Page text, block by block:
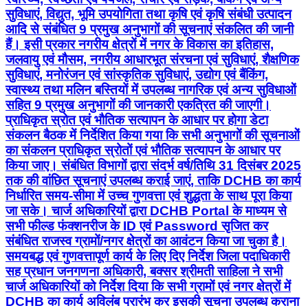
सुविधाएं, विद्युत, भूमि उपयोगिता तथा कृषि एवं कृषि संबंधी उत्पादन
आदि से संबंधित 9 प्रमुख अनुभागों की सूचनाएं संकलित की जानी
हैं। इसी प्रकार नगरीय क्षेत्रों में नगर के विकास का इतिहास,
जलवायु एवं मौसम, नगरीय आधारभूत संरचना एवं सुविधाएं, शैक्षणिक
सुविधाएं, मनोरंजन एवं सांस्कृतिक सुविधाएं, उद्योग एवं बैंकिंग,
स्वास्थ्य तथा मलिन बस्तियों में उपलब्ध नागरिक एवं अन्य सुविधाओं
सहित 9 प्रमुख अनुभागों की जानकारी एकत्रित की जाएगी।
प्राधिकृत स्रोत एवं भौतिक सत्यापन के आधार पर होगा डेटा
संकलन बैठक में निर्देशित किया गया कि सभी अनुभागों की सूचनाओं
का संकलन प्राधिकृत स्रोतों एवं भौतिक सत्यापन के आधार पर
किया जाए। संबंधित विभागों द्वारा संदर्भ वर्ष/तिथि 31 दिसंबर 2025
तक की वांछित सूचनाएं उपलब्ध कराई जाएं, ताकि DCHB का कार्य
निर्धारित समय-सीमा में उच्च गुणवत्ता एवं शुद्धता के साथ पूरा किया
जा सके। चार्ज अधिकारियों द्वारा DCHB Portal के माध्यम से
सभी फील्ड फंक्शनरीज के ID एवं Password सृजित कर
संबंधित राजस्व ग्रामों/नगर क्षेत्रों का आवंटन किया जा चुका है।
समयबद्ध एवं गुणवत्तापूर्ण कार्य के लिए दिए निर्देश जिला पदाधिकारी
सह प्रधान जनगणना अधिकारी, बक्सर श्रीमती साहिला ने सभी
चार्ज अधिकारियों को निर्देश दिया कि सभी ग्रामों एवं नगर क्षेत्रों में
DCHB का कार्य अविलंब प्रारंभ कर इसकी सूचना उपलब्ध कराना